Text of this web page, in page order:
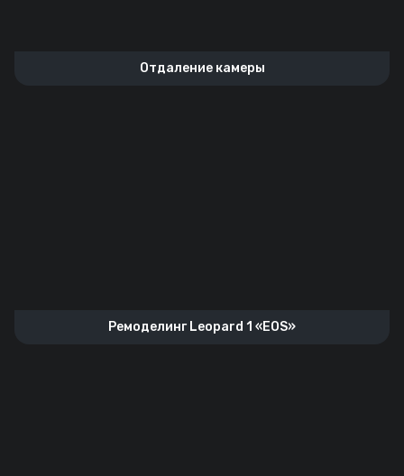
Отдаление камеры
Ремоделинг Leopard 1 «EOS»